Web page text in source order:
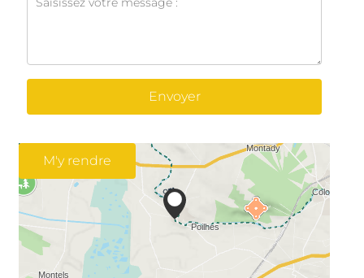
Envoyer
M'y rendre